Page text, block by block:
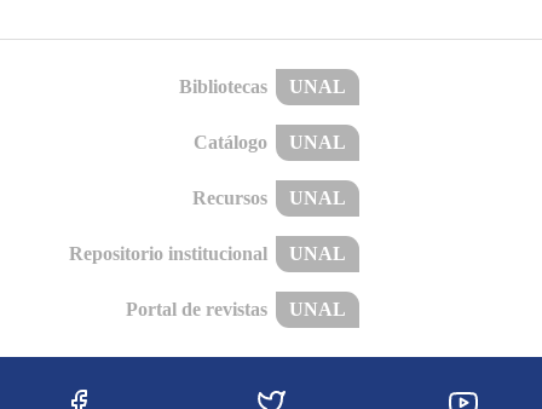
Bibliotecas UNAL
Catálogo UNAL
Recursos UNAL
Repositorio institucional UNAL
Portal de revistas UNAL